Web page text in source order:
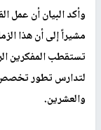
وأكد البيان أن عمل
تستقطب المفكرين
لتدارس تطور تخصص
والعشرين.